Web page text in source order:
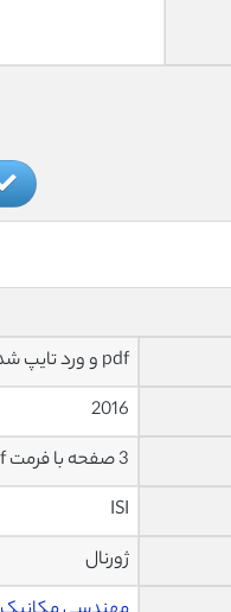
pdf و ورد تایپ شده با قابلیت ویرایش
2016
3 صفحه با فرمت pdf
ISI
ژورنال